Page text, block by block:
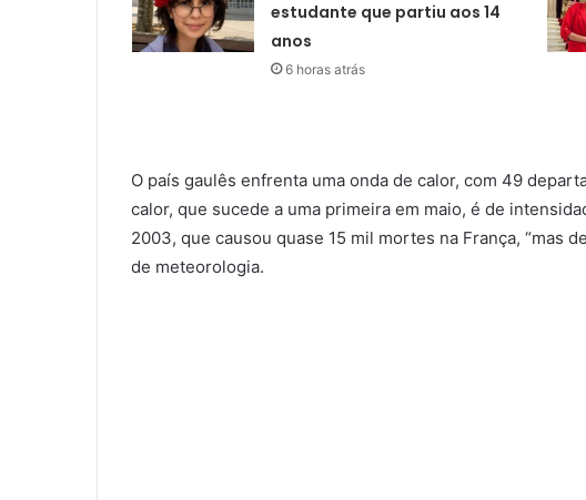
estudante que partiu aos 14
anos
6 horas atrás
O país gaulês enfrenta uma onda de calor, com 49
calor, que sucede a uma primeira em maio, é de
2003, que causou quase 15 mil mortes na França, “mas
de meteorologia.